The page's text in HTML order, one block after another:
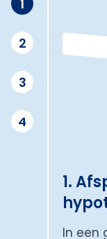
1
2
3
4
1.
In een